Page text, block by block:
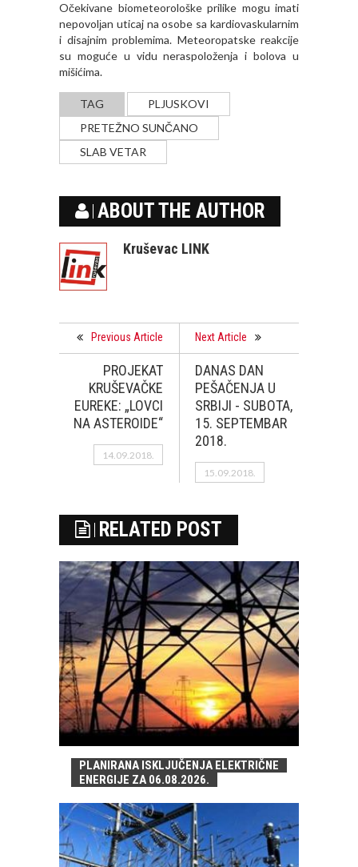
Očekivane biometeorološke prilike mogu imati
nepovolјan uticaj na osobe sa kardiovaskularnim
i disajnim problemima. Meteoropatske reakcije
su moguće u vidu neraspoloženja i bolova u
mišićima.
TAG
PLJUSKOVI
PRETEŽNO SUNČANO
SLAB VETAR
ABOUT THE AUTHOR
Kruševac LINK
Previous Article
PROJEKAT
KRUŠEVAČKE
EUREKE: „LOVCI
NA ASTEROIDE“
14.09.2018.
Next Article
DANAS DAN
PEŠAČENJA U
SRBIJI - SUBOTA,
15. SEPTEMBAR
2018.
15.09.2018.
RELATED POST
PLANIRANA ISKLJUČENJA ELEKTRIČNE
ENERGIJE ZA 06.08.2026.